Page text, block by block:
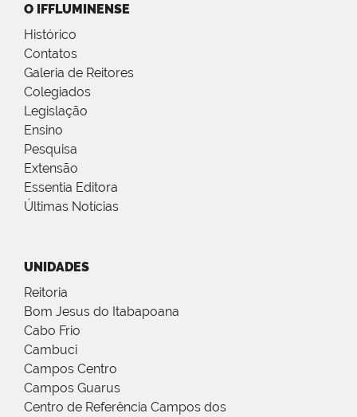
O IFFLUMINENSE
Histórico
Contatos
Galeria de Reitores
Colegiados
Legislação
Ensino
Pesquisa
Extensão
Essentia Editora
Últimas Notícias
UNIDADES
Reitoria
Bom Jesus do Itabapoana
Cabo Frio
Cambuci
Campos Centro
Campos Guarus
Centro de Referência Campos dos